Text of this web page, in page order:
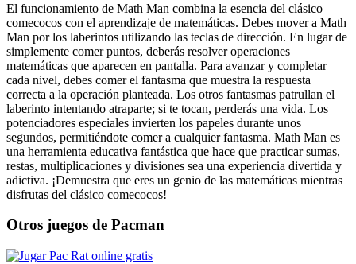
El funcionamiento de Math Man combina la esencia del clásico
comecocos con el aprendizaje de matemáticas. Debes mover a Math
Man por los laberintos utilizando las teclas de dirección. En lugar de
simplemente comer puntos, deberás resolver operaciones
matemáticas que aparecen en pantalla. Para avanzar y completar
cada nivel, debes comer el fantasma que muestra la respuesta
correcta a la operación planteada. Los otros fantasmas patrullan el
laberinto intentando atraparte; si te tocan, perderás una vida. Los
potenciadores especiales invierten los papeles durante unos
segundos, permitiéndote comer a cualquier fantasma. Math Man es
una herramienta educativa fantástica que hace que practicar sumas,
restas, multiplicaciones y divisiones sea una experiencia divertida y
adictiva. ¡Demuestra que eres un genio de las matemáticas mientras
disfrutas del clásico comecocos!
Otros juegos de Pacman